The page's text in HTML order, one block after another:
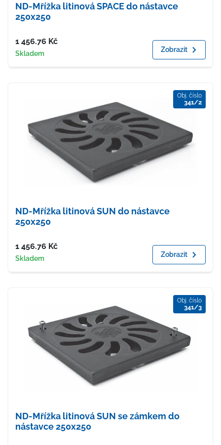
ND-Mřížka litinová SPACE do nástavce
250x250
Cena
1 456.76 Kč
Dostupnost
Skladem Zobrazit
Obj. číslo
341/2
ND-Mřížka litinová SUN do nástavce
250x250
Cena
1 456.76 Kč
Dostupnost
Skladem Zobrazit
Obj. číslo
341/3
ND-Mřížka litinová SUN se zámkem do
nástavce 250x250